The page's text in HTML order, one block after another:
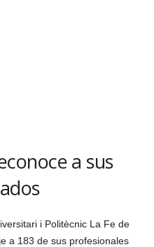
a sus
i Politècnic La Fe de
a 183 de sus profesionales